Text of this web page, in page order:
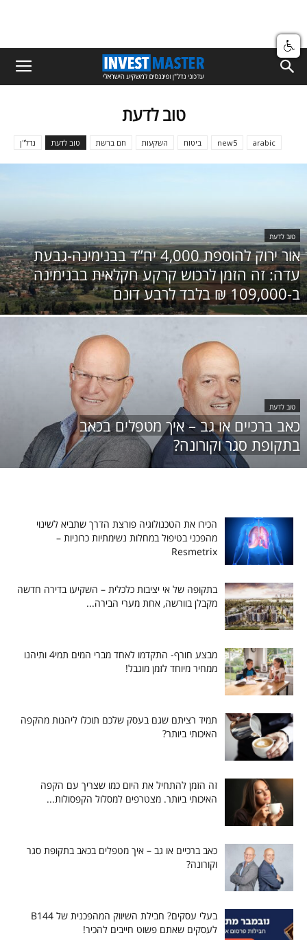
טוב לדעת
arabic
new5 ביטוח השקעות חם ברשת טוב לדעת נדל"ן
טוב לדעת
אור ירוק להוספת 4,000 יח”ד בבנימינה-גבעת
עדה: זה הזמן לרכוש קרקע חקלאית בבנימינה
ב-109,000 ₪ בלבד לרבע דונם
טוב לדעת
כאב ברכיים או גב – איך מטפלים בכאב
בתקופת סגר וקורונה?
הכירו את הטכנולוגיה פורצת הדרך שתביא לשינוי
מהפכני בטיפול במחלות נשימתיות כרוניות –
Resmetrix
בתקופה של אי יציבות כלכלית – השקיעו בדירה חדשה
מקבלן בוורשה, אחת מערי הבירה...
מבצע חורף- התקדמו לאחד מברי המים תמי4 ותיהנו
ממחיר מיוחד לזמן מוגבל!
תמיד רציתם שגם בעסק שלכם תוכלו ליהנות מהקפה
האיכותי ביותר?
זה הזמן להתחיל את היום כמו שצריך עם הקפה
האיכותי ביותר. מצטרפים למסלול הקפסולות...
כאב ברכיים או גב – איך מטפלים בכאב בתקופת סגר
וקורונה?
בעלי עסקים? חבילת השיווק המהפכנית של B144
לעסקים שאתם פשוט חייבים להכיר!